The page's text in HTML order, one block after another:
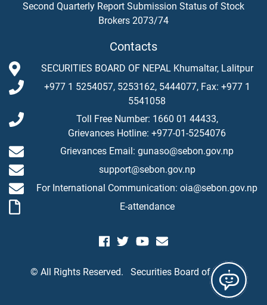
Second Quarterly Report Submission Status of Stock
Brokers 2073/74
Contacts
SECURITIES BOARD OF NEPAL Khumaltar, Lalitpur
+977 1 5254057, 5253162, 5444077, Fax: +977 1
5541058
Toll Free Number: 1660 01 44433,
Grievances Hotline: +977-01-5254076
Grievances Email: gunaso@sebon.gov.np
support@sebon.gov.np
For International Communication: oia@sebon.gov.np
E-attendance
© All Rights Reserved. Securities Board of Nepal